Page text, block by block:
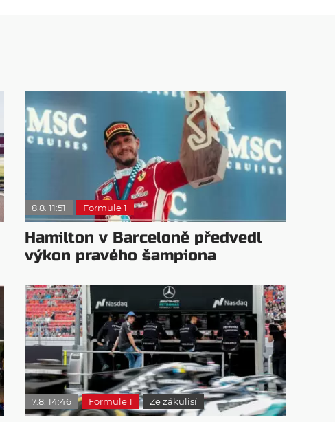
8.8. 11:51 Formule 1
Hamilton v Barceloně předvedl
výkon pravého šampiona
7.8. 14:46 Formule 1 Ze zákulisí